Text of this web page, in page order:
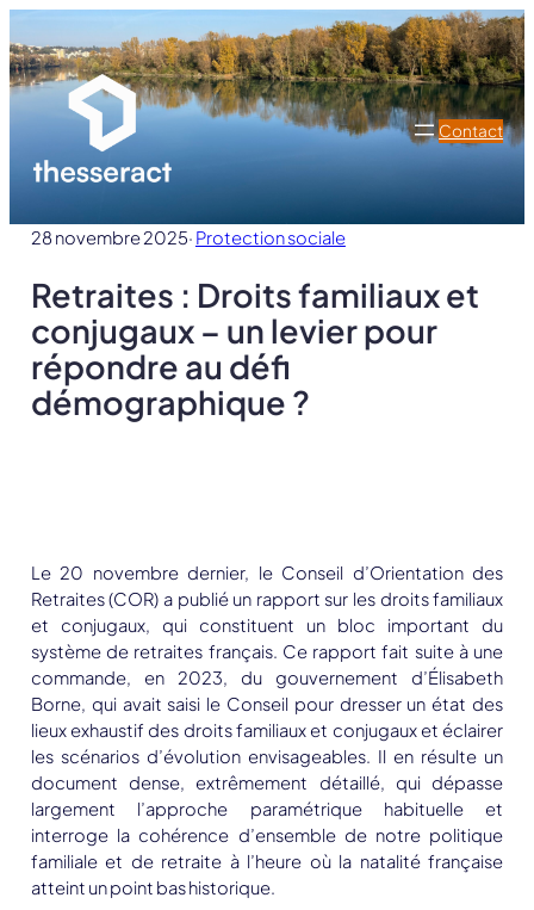
au
contenu
Contact
28 novembre 2025· Protection sociale
Retraites : Droits familiaux et
conjugaux – un levier pour
répondre au défi
démographique ?
Le 20 novembre dernier, le Conseil d’Orientation des
Retraites (COR) a publié un rapport sur les droits familiaux
et conjugaux, qui constituent un bloc important du
système de retraites français. Ce rapport fait suite à une
commande, en 2023, du gouvernement d’Élisabeth
Borne, qui avait saisi le Conseil pour dresser un état des
lieux exhaustif des droits familiaux et conjugaux et éclairer
les scénarios d’évolution envisageables. Il en résulte un
document dense, extrêmement détaillé, qui dépasse
largement l’approche paramétrique habituelle et
interroge la cohérence d’ensemble de notre politique
familiale et de retraite à l’heure où la natalité française
atteint un point bas historique.